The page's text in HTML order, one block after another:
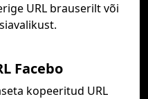
URL brauserilt või
Facebo
kopeeritud URL